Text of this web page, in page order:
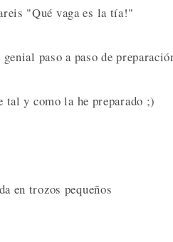
"Qué vaga es la tía!"
paso a paso de
tal y como la he preparado ;)
en trozos pequeños